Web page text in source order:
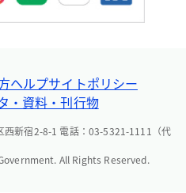
ヘルプサイトポリシー
・資料・刊行物
新宿2-8-1 電話：03-5321-1111（代
All Rights Reserved.